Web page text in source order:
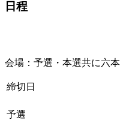
日程
会場：予選・本選共に六
締切日
予選